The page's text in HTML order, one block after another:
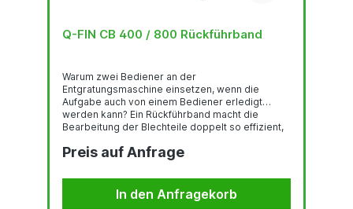
Q-FIN CB 400 / 800 Rückführband
Warum zwei Bediener an der
Entgratungsmaschine einsetzen, wenn die
Aufgabe auch von einem Bediener erledigt
werden kann? Ein Rückführband macht die
Bearbeitung der Blechteile doppelt so effizient,
Vorderseite der Maschine zurückführt. Dadurch
entfällt das Auffangen und Stapeln der fertigen
Teile an der Rückseite der Maschine. Die
Produktivität des ersten Bedieners wird
verdoppelt. Die Rückführbänder wurden von Q-
Preis auf Anfrage
In den Anfragekorb